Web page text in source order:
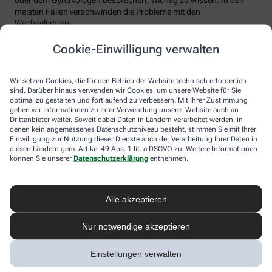
Cookie-Einwilligung verwalten
Wir setzen Cookies, die für den Betrieb der Website technisch erforderlich
sind. Darüber hinaus verwenden wir Cookies, um unsere Website für Sie
optimal zu gestalten und fortlaufend zu verbessern. Mit Ihrer Zustimmung
geben wir Informationen zu Ihrer Verwendung unserer Website auch an
Drittanbieter weiter. Soweit dabei Daten in Ländern verarbeitet werden, in
denen kein angemessenes Datenschutzniveau besteht, stimmen Sie mit Ihrer
Einwilligung zur Nutzung dieser Dienste auch der Verarbeitung Ihrer Daten in
diesen Ländern gem. Artikel 49 Abs. 1 lit. a DSGVO zu. Weitere Informationen
können Sie unserer Datenschutzerklärung entnehmen.
Alle akzeptieren
Nur notwendige akzeptieren
Einstellungen verwalten
meisten Fällen verschwinden die Probleme mit den
Wechseljahren.
Voraussetzung für eine erfolgreiche Behandlung ist allerdings
immer, dass die Endometriose auch als solche erkannt wird.
nehmen und ärztlich abklären lassen. Und sich auf keinen Fall
einreden lassen, sie seien normal.
Melden Sie sich hier an und sichern Sie
sich Ihren 10% Gutschein* für unsere
Apotheke